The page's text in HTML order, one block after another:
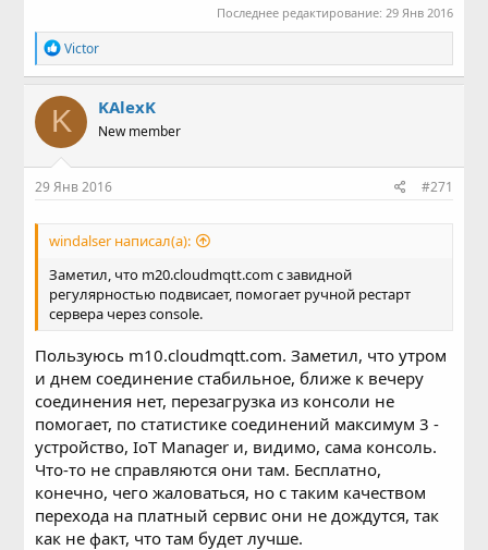
Последнее редактирование: 29 Янв 2016
Р
е
а
к
ц
и
и
:
Victor
K KAlexK
New member
29 Янв 2016 #271
windalser написал(а):
Заметил, что m20.cloudmqtt.com с завидной
регулярностью подвисает, помогает ручной рестарт
сервера через console.
Пользуюсь m10.cloudmqtt.com. Заметил, что утром
и днем соединение стабильное, ближе к вечеру
соединения нет, перезагрузка из консоли не
помогает, по статистике соединений максимум 3 -
устройство, IoT Manager и, видимо, сама консоль.
Что-то не справляются они там. Бесплатно,
конечно, чего жаловаться, но с таким качеством
перехода на платный сервис они не дождутся, так
как не факт, что там будет лучше.